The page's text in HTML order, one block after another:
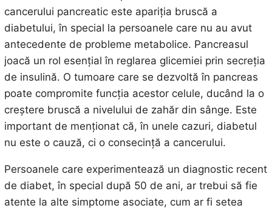
cancerului pancreatic este apariția bruscă a
diabetului, în special la persoanele care nu au avut
antecedente de probleme metabolice. Pancreasul
joacă un rol esențial în reglarea glicemiei prin secreția
de insulină. O tumoare care se dezvoltă în pancreas
poate compromite funcția acestor celule, ducând la o
creștere bruscă a nivelului de zahăr din sânge. Este
important de menționat că, în unele cazuri, diabetul
nu este o cauză, ci o consecință a cancerului.
Persoanele care experimentează un diagnostic recent
de diabet, în special după 50 de ani, ar trebui să fie
atente la alte simptome asociate, cum ar fi setea